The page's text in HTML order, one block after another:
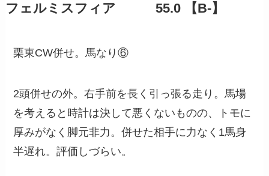
フェルミスフィア 55.0 【B-】
栗東CW併せ。馬なり⑥
2頭併せの外。右手前を長く引っ張る走り。馬場
を考えると時計は決して悪くないものの、トモに
厚みがなく脚元非力。併せた相手に力なく1馬身
半遅れ。評価しづらい。